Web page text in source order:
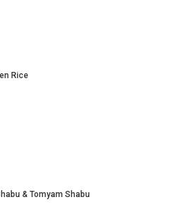
Rice
& Tomyam Shabu